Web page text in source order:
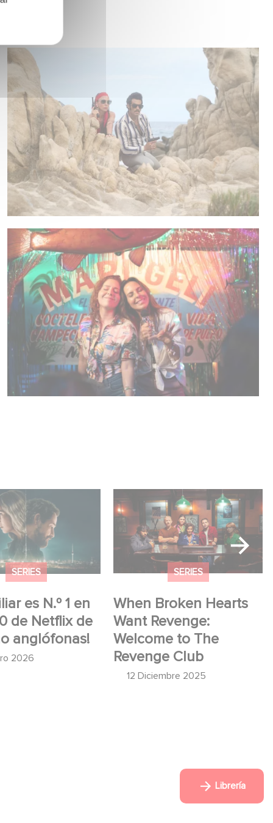
SERIES
es N.º 1 en
de Netflix de
anglófonas!
2026
es N.º 1 en el
Netflix de series
SERIES
When Broken Hearts
Want Revenge:
Welcome to The
Revenge Club
12 Diciembre 2025
When Broken Hearts Want
Revenge: Welcome to The
Revenge Club
Librería